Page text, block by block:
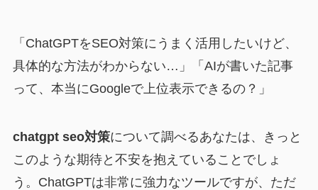
「ChatGPTをSEO対策にうまく活用したいけど、
具体的な方法がわからない…」「AIが書いた記事
って、本当にGoogleで上位表示できるの？」
chatgpt seo対策について調べるあなたは、きっと
このような期待と不安を抱えていることでしょ
う。ChatGPTは非常に強力なツールですが、ただ